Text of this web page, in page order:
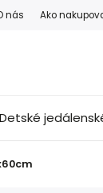
nás Ako
Detské